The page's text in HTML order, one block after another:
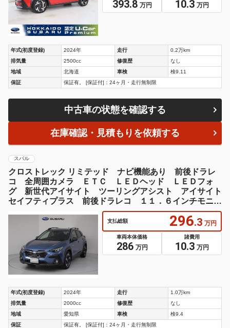
393.8 万円 10.3 万円
年式(初度登録) 2024年 走行
0.2万km
排気量
2500cc 修復歴
なし
地域
北海道 車検
検9.11
保証
保証有。 [保証付]：24ヶ月・走行無制限
中古車の状態を確認する
在庫確認・見積もりを依頼する
スバル
クロストレック リミテッド ナビ機能あり 前後ドラレ
コ 全周囲カメラ ＥＴＣ ＬＥＤヘッド ＬＥＤフォ
グ 新世代アイサイト ツーリングアシスト アイサイト
セイフティプラス 前後ドラレコ １１．６インチモニタ
ー（ナビ機能あり） 全周囲カメラ ＥＴＣ 誤後進防止
装置 バックセンサー
支払総額 296.3 万円
車両本体価格
286 万円
諸費用
10.3 万円
年式(初度登録) 2024年 走行
1.0万km
排気量
2000cc 修復歴
なし
地域
愛知県 車検
検9.4
保証
保証有。 [保証付]：24ヶ月・走行無制限